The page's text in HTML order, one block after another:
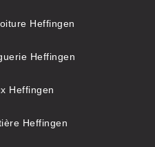
Heffingen
Heffingen
Heffingen
Heffingen